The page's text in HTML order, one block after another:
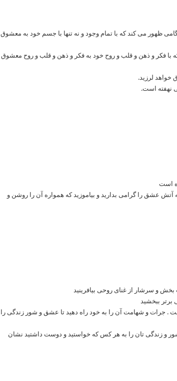
ظهور می کند که با تمام وجود و نه تنها با جسم خود به معشوق
با فکر و ذهن و قلب و روح خود به فکر و ذهن و قلب و روح معشوق
لرزید.
نهفته است.
است
عشق را گرامی بدارید و بیاموزید که همواره آن را روشن و
و سرشار از غنای روحی بیافرینید
برتر ببخشید
. جرات و شهامت آن را به خود راه دهید تا عشق و شور زندگی را
و زندگی تان را به هر کس که خواستید و دوست داشتید نشان